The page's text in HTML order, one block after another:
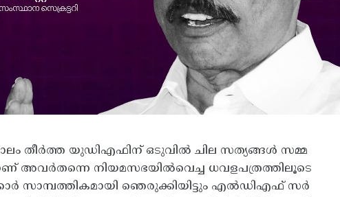
തീർത്ത യുഡിഎഫിന് ഒടുവിൽ ചില സത്യങ്ങൾ സമ്മ
അവർതന്നെ നിയമസഭയിൽവെച്ച ധവളപത്രത്തിലൂടെ
സാമ്പത്തികമായി ഞെരുക്കിയിട്ടും എൽഡിഎഫ്‌ സർ